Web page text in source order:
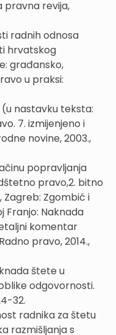
pravna revija,
radnih odnosa
hrvatskog
građansko,
u praksi:
nastavku teksta:
7. izmijenjeno i
novine, 2003.,
popravljanja
pravo,2. bitno
Zagreb: Zgombić i
Franjo: Naknada
komentar
pravo, 2014.,
štete u
odgovornosti.
32.
radnika za štetu
razmišljanja s